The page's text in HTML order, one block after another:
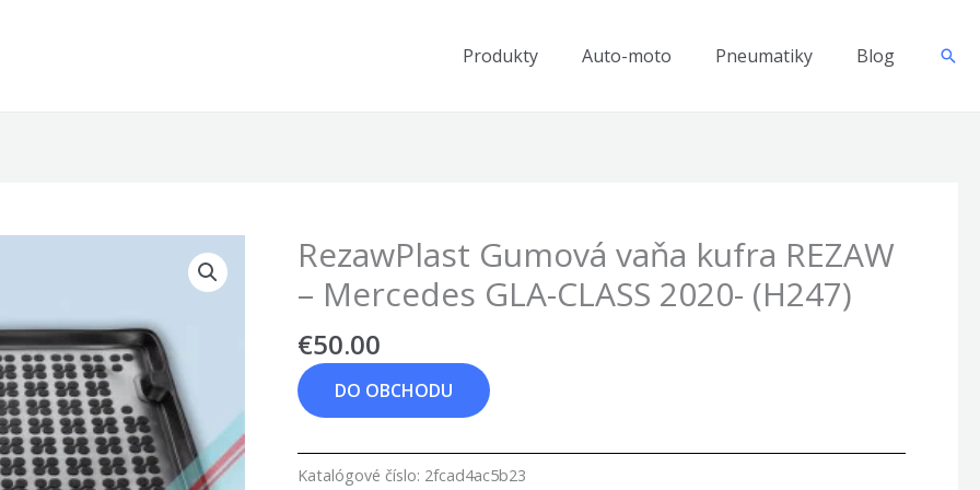
Produkty Auto-moto Pneumatiky Blog
RezawPlast Gumová vaňa kufra REZAW
– Mercedes GLA-CLASS 2020- (H247)
€50.00
DO OBCHODU
Katalógové číslo: 2fcad4ac5b23